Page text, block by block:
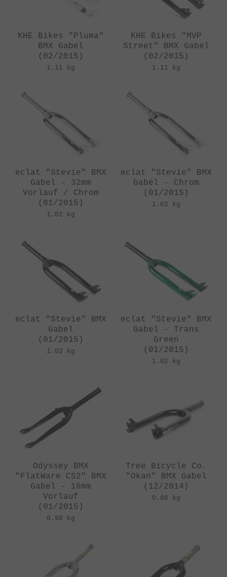
KHE Bikes "Pluma"
BMX Gabel
(02/2015)
1.11 kg
KHE Bikes "MVP
Street" BMX Gabel
(02/2015)
1.11 kg
eclat "Stevie" BMX
Gabel - 32mm
Vorlauf / Chrom
(01/2015)
1.02 kg
eclat "Stevie" BMX
Gabel - Chrom
(01/2015)
1.02 kg
eclat "Stevie" BMX
Gabel
(01/2015)
1.02 kg
eclat "Stevie" BMX
Gabel - Trans
Green
(01/2015)
1.02 kg
Odyssey BMX
"FlatWare CS2" BMX
Gabel - 16mm
Vorlauf
(01/2015)
0.98 kg
Tree Bicycle Co.
"Okan" BMX Gabel
(12/2014)
0.88 kg